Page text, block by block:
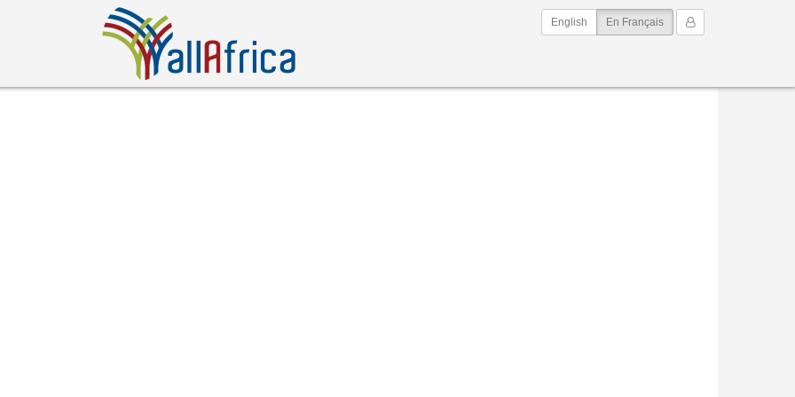
Mon Compte
English En Français(current)